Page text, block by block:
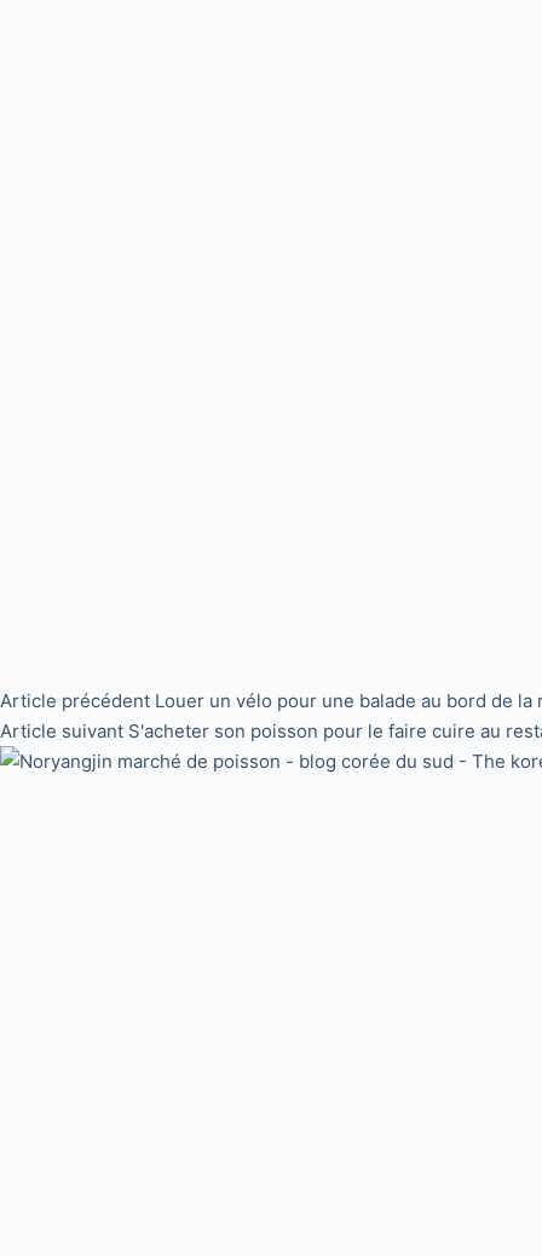
Article précédent Louer un vélo pour une balade au bord de
Article suivant S'acheter son poisson pour le faire cuire au